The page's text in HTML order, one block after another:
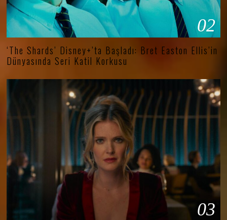
02
‘The Shards’ Disney+’ta Başladı: Bret Easton Ellis’in
Dünyasında Seri Katil Korkusu
03